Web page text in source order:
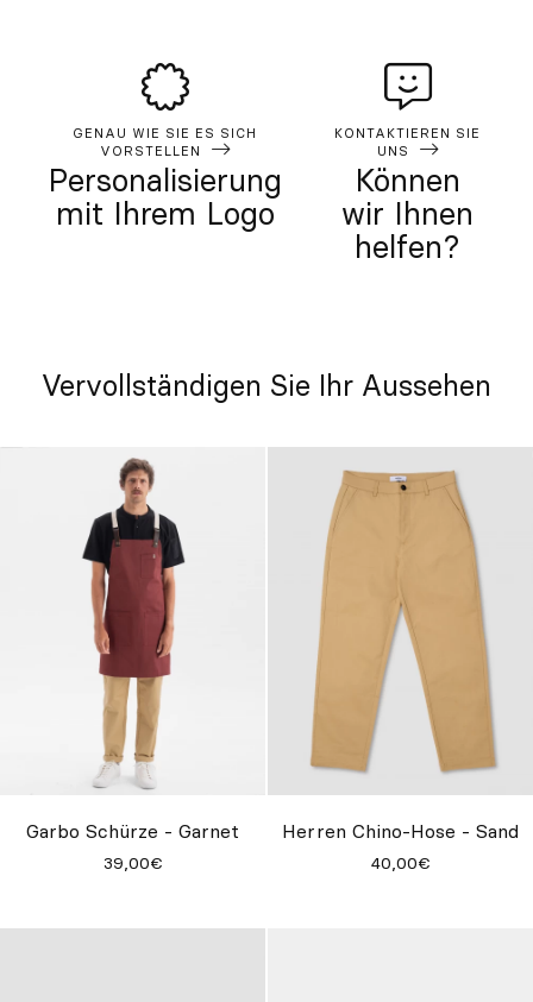
GENAU WIE SIE ES SICH
VORSTELLEN
Personalisierung
mit Ihrem Logo
KONTAKTIEREN SIE
UNS
Können
wir Ihnen
helfen?
Vervollständigen Sie Ihr Aussehen
Garbo Schürze - Garnet
39,00€
Herren Chino-Hose - Sand
40,00€